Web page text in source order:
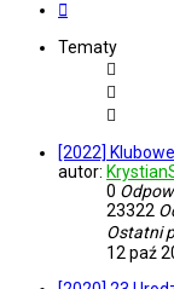
Tematy
[2022]
autor:
0
23322
Ostatni
12 paź